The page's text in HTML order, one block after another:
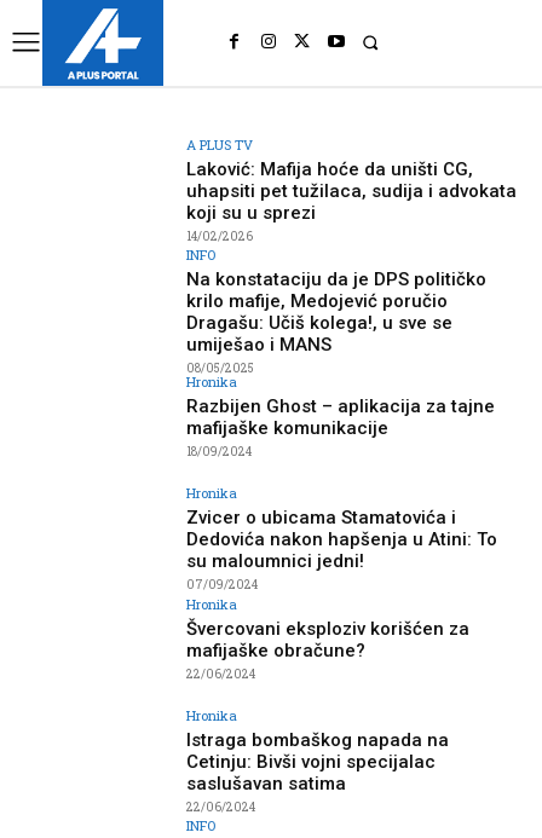
A PLUS TV
Laković: Mafija hoće da uništi CG,
uhapsiti pet tužilaca, sudija i advokata
koji su u sprezi
14/02/2026
INFO
Na konstataciju da je DPS političko
krilo mafije, Medojević poručio
Dragašu: Učiš kolega!, u sve se
umiješao i MANS
08/05/2025
Hronika
Razbijen Ghost – aplikacija za tajne
mafijaške komunikacije
18/09/2024
Hronika
Zvicer o ubicama Stamatovića i
Dedovića nakon hapšenja u Atini: To
su maloumnici jedni!
07/09/2024
Hronika
Švercovani eksploziv korišćen za
mafijaške obračune?
22/06/2024
Hronika
Istraga bombaškog napada na
Cetinju: Bivši vojni specijalac
saslušavan satima
22/06/2024
INFO